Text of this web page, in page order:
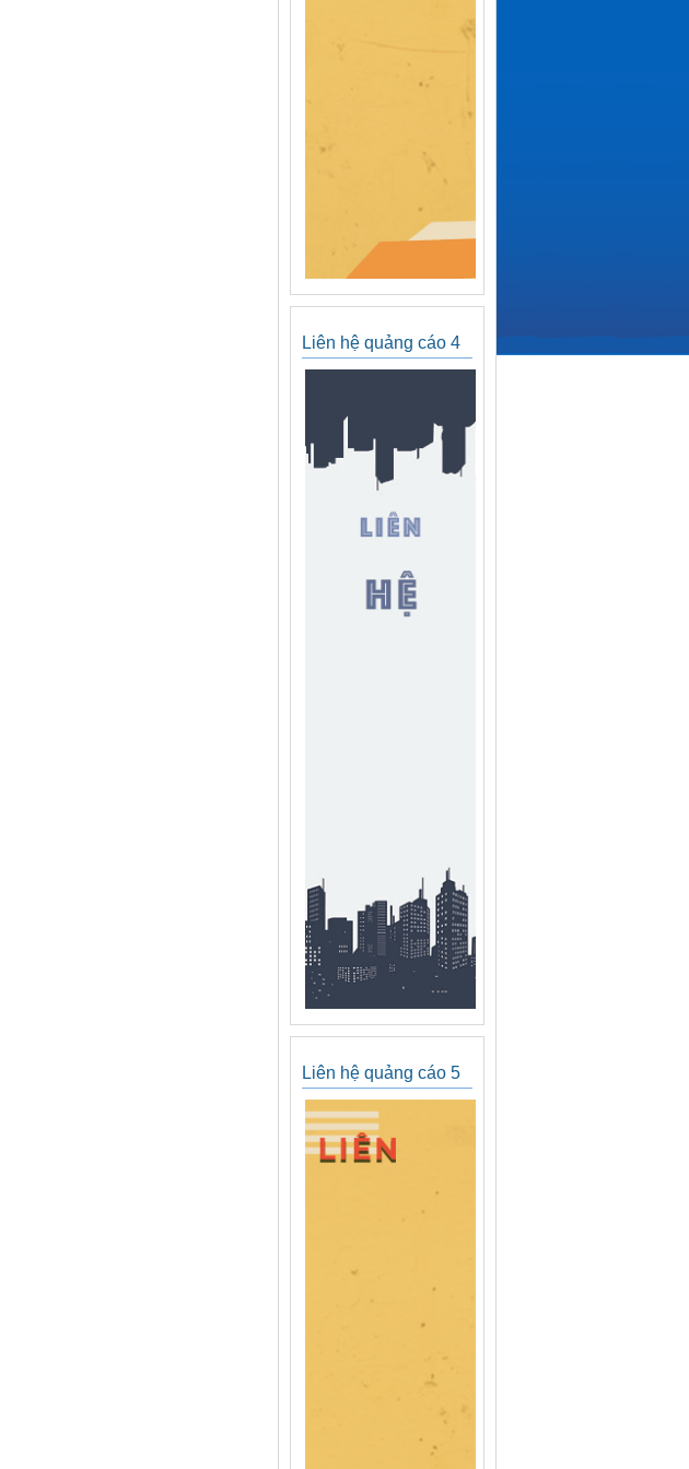
Liên hệ quảng cáo 4
Liên hệ quảng cáo 5